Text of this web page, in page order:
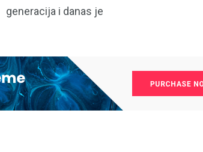
generacija i danas je